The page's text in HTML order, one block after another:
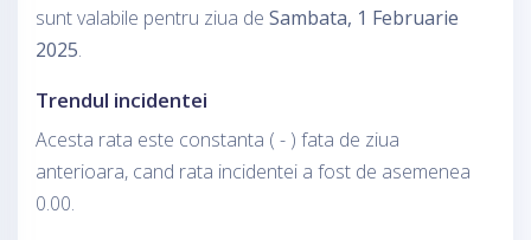
sunt valabile pentru ziua de Sambata, 1 Februarie
2025.
Trendul incidentei
Acesta rata este constanta ( - ) fata de ziua
anterioara, cand rata incidentei a fost de asemenea
0.00.